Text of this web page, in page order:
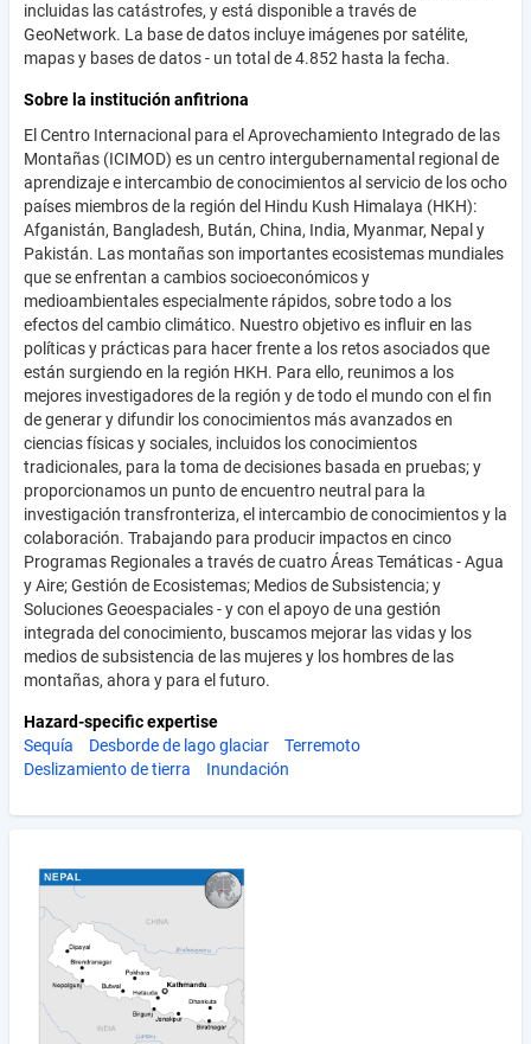
incluidas las catástrofes, y está disponible a través de
GeoNetwork. La base de datos incluye imágenes por satélite,
mapas y bases de datos - un total de 4.852 hasta la fecha.
Sobre la institución anfitriona
El Centro Internacional para el Aprovechamiento Integrado de las
Montañas (ICIMOD) es un centro intergubernamental regional de
aprendizaje e intercambio de conocimientos al servicio de los ocho
países miembros de la región del Hindu Kush Himalaya (HKH):
Afganistán, Bangladesh, Bután, China, India, Myanmar, Nepal y
Pakistán. Las montañas son importantes ecosistemas mundiales
que se enfrentan a cambios socioeconómicos y
medioambientales especialmente rápidos, sobre todo a los
efectos del cambio climático. Nuestro objetivo es influir en las
políticas y prácticas para hacer frente a los retos asociados que
están surgiendo en la región HKH. Para ello, reunimos a los
mejores investigadores de la región y de todo el mundo con el fin
de generar y difundir los conocimientos más avanzados en
ciencias físicas y sociales, incluidos los conocimientos
tradicionales, para la toma de decisiones basada en pruebas; y
proporcionamos un punto de encuentro neutral para la
investigación transfronteriza, el intercambio de conocimientos y la
colaboración. Trabajando para producir impactos en cinco
Programas Regionales a través de cuatro Áreas Temáticas - Agua
y Aire; Gestión de Ecosistemas; Medios de Subsistencia; y
Soluciones Geoespaciales - y con el apoyo de una gestión
integrada del conocimiento, buscamos mejorar las vidas y los
medios de subsistencia de las mujeres y los hombres de las
montañas, ahora y para el futuro.
Hazard-specific expertise
Sequía
Desborde de lago glaciar
Terremoto
Deslizamiento de tierra
Inundación